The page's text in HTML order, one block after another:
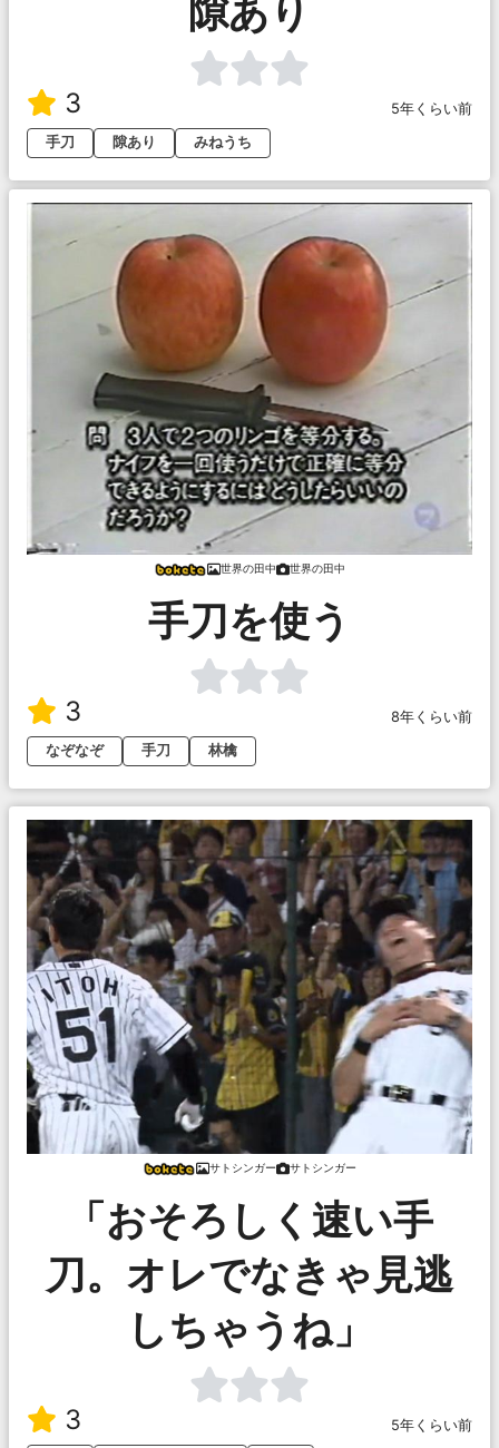
隙あり
3
5年くらい前
手刀
隙あり みねうち
世界の田中 世界の田中
手刀を使う
3
8年くらい前
なぞなぞ
手刀 林檎
サトシンガー サトシンガー
「おそろしく速い手
刀。オレでなきゃ見逃
しちゃうね」
3
5年くらい前